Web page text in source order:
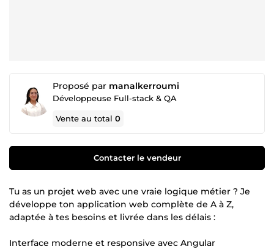
Proposé par manalkerroumi
Développeuse Full-stack & QA
Vente au total0
Contacter le vendeur
Tu as un projet web avec une vraie logique métier ? Je
développe ton application web complète de A à Z,
adaptée à tes besoins et livrée dans les délais :
Interface moderne et responsive avec Angular